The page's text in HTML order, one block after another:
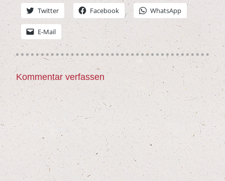
Twit­ter Face­book Whats­App
E‑Mail
Kommentar verfassen